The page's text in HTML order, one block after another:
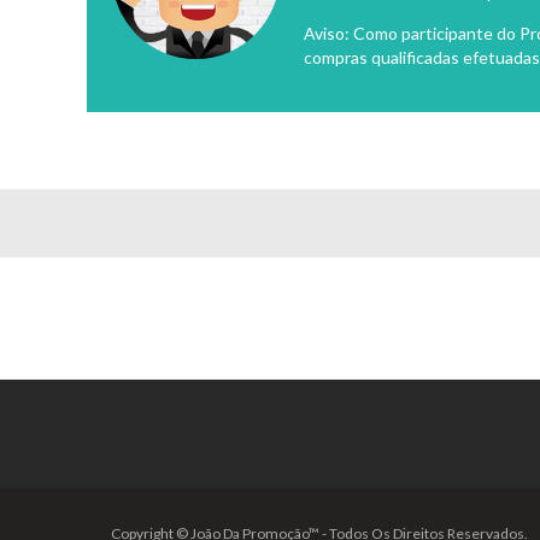
Aviso: Como participante do
compras qualificadas efetuadas
Copyright © João Da Promoção™ - Todos Os Direitos Reservados.